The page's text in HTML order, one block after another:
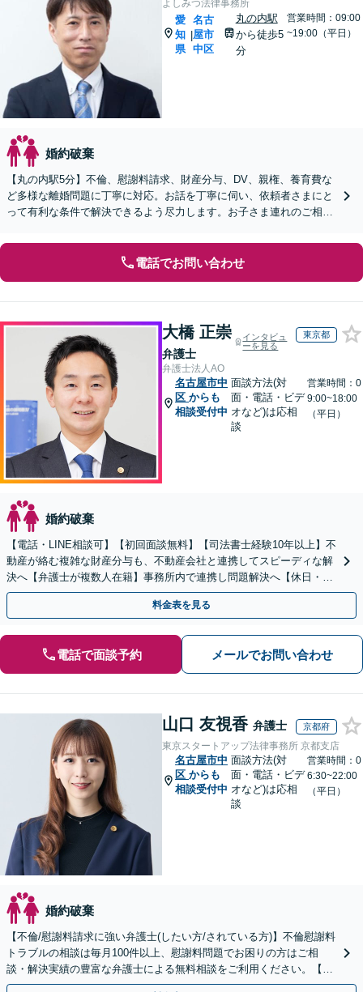
よしみつ法律事務所
愛
知
県
|
名古
屋市
中区
丸の内駅
から徒歩5
分
営業時間：09:00
~19:00（平日）
婚約破棄
【丸の内駅5分】不倫、慰謝料請求、財産分与、DV、親権、養育費な
ど多様な離婚問題に丁寧に対応。お話を丁寧に伺い、依頼者さまにと
って有利な条件で解決できるよう尽力します。お子さま連れのご相談
電話でお問い合わせ
大橋 正崇
弁護士
インタビュ
ーを見る
東京都
弁護士法人AO
名古屋市中
区 からも
相談受付中
面談方法(対
面・電話・ビデ
オなど)は応相
談
営業時間：0
9:00~18:00
（平日）
婚約破棄
【電話・LINE相談可】【初回面談無料】【司法書士経験10年以上】不
動産が絡む複雑な財産分与も、不動産会社と連携してスピーディな解
決へ【弁護士が複数人在籍】事務所内で連携し問題解決へ【休日・夜
間面談可】【子連れ相談可】【虎ノ門駅1分】
料金表を見る
電話で面談予約 メールでお問い合わせ
山口 友視香 弁護士 京都府
東京スタートアップ法律事務所 京都支店
名古屋市中
区 からも
相談受付中
面談方法(対
面・電話・ビデ
オなど)は応相
談
営業時間：0
6:30~22:00
（平日）
婚約破棄
【不倫/慰謝料請求に強い弁護士(したい方/されている方)】不倫慰謝料
トラブルの相談は毎月100件以上、慰謝料問題でお困りの方はご相
談・解決実績の豊富な弁護士による無料相談をご利用ください。【不
倫相談は初回0円】【全国対応】